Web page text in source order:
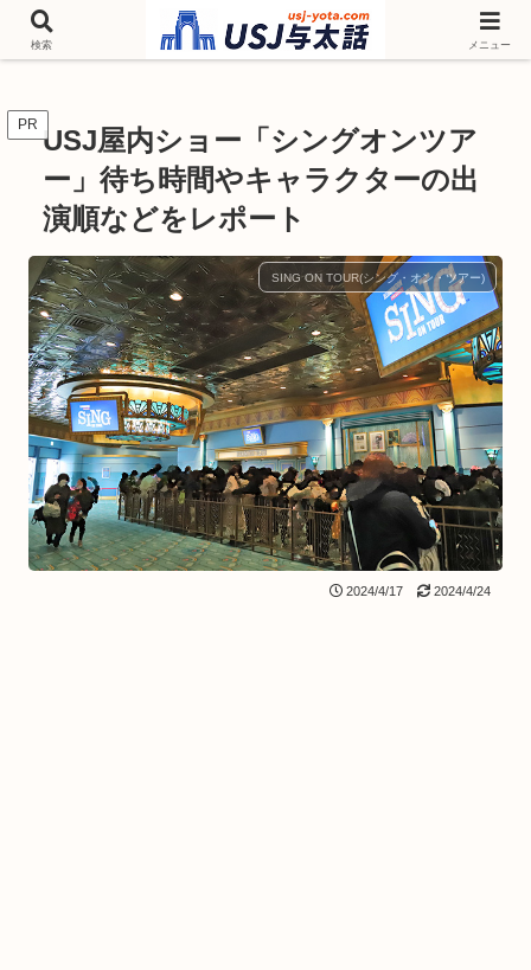
チケットやシーズンイベント ニンテンドーワールド アトラクションなどユニ
バを歩いて情報収集しています
PR USJ屋内ショー「シングオンツア
ー」待ち時間やキャラクターの出
演順などをレポート
SING ON TOUR(シング・オン・ツアー)
2024/4/17 2024/4/24
検索 メニュー